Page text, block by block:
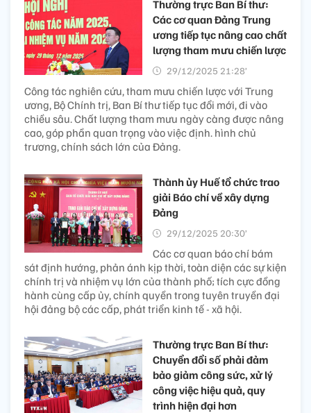
Thường trực Ban Bí thư:
Các cơ quan Đảng Trung
ương tiếp tục nâng cao chất
lượng tham mưu chiến lược
29/12/2025 21:28’
Công tác nghiên cứu, tham mưu chiến lược với Trung
ương, Bộ Chính trị, Ban Bí thư tiếp tục đổi mới, đi vào
chiều sâu. Chất lượng tham mưu ngày càng được nâng
cao, góp phần quan trọng vào việc định. hình chủ
trương, chính sách lớn của Đảng.
Thành ủy Huế tổ chức trao
giải Báo chí về xây dựng
Đảng
29/12/2025 20:30’
Các cơ quan báo chí bám
sát định hướng, phản ánh kịp thời, toàn diện các sự kiện
chính trị và nhiệm vụ lớn của thành phố; tích cực đồng
hành cùng cấp ủy, chính quyền trong tuyên truyền đại
hội đảng bộ các cấp, phát triển kinh tế - xã hội.
Thường trực Ban Bí thư:
Chuyển đổi số phải đảm
bảo giảm công sức, xử lý
công việc hiệu quả, quy
trình hiện đại hơn